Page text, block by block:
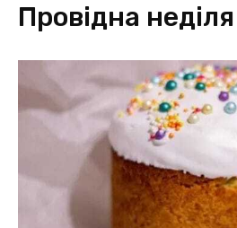
Провідна неділя